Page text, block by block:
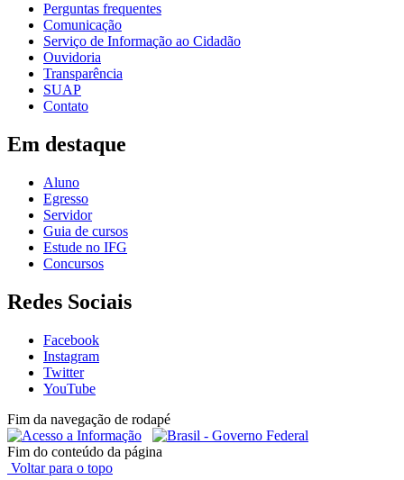
Perguntas frequentes
Comunicação
Serviço de Informação ao Cidadão
Ouvidoria
Transparência
SUAP
Contato
Em destaque
Aluno
Egresso
Servidor
Guia de cursos
Estude no IFG
Concursos
Redes Sociais
Facebook
Instagram
Twitter
YouTube
Fim da navegação de rodapé
Fim do conteúdo da página
Voltar para o topo